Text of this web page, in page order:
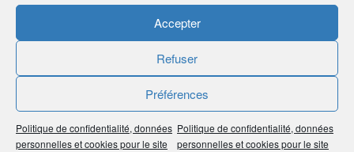
Accepter
Refuser
Préférences
Politique de confidentialité, données
personnelles et cookies pour le site
Politique de confidentialité, données
personnelles et cookies pour le site
25 septembre 2020
Imprimer